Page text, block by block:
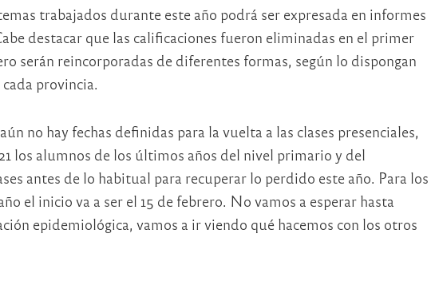
trabajados durante este año podrá ser expresada en informes
destacar que las calificaciones fueron eliminadas en el primer
serán reincorporadas de diferentes formas, según lo dispongan
provincia.
no hay fechas definidas para la vuelta a las clases presenciales,
los alumnos de los últimos años del nivel primario y del
antes de lo habitual para recuperar lo perdido este año. Para los
el inicio va a ser el 15 de febrero. No vamos a esperar hasta
epidemiológica, vamos a ir viendo qué hacemos con los otros